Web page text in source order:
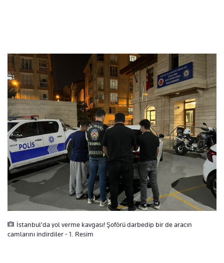
İstanbul'da yol verme kavgası! Şoförü darbedip bir de aracın
camlarını indirdiler - 1. Resim